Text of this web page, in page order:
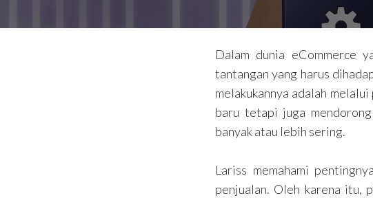
Dalam dunia eCommerce
tantangan yang harus
melakukannya adalah
baru tetapi juga
banyak atau lebih sering.
Lariss memahami
penjualan. Oleh karena itu,